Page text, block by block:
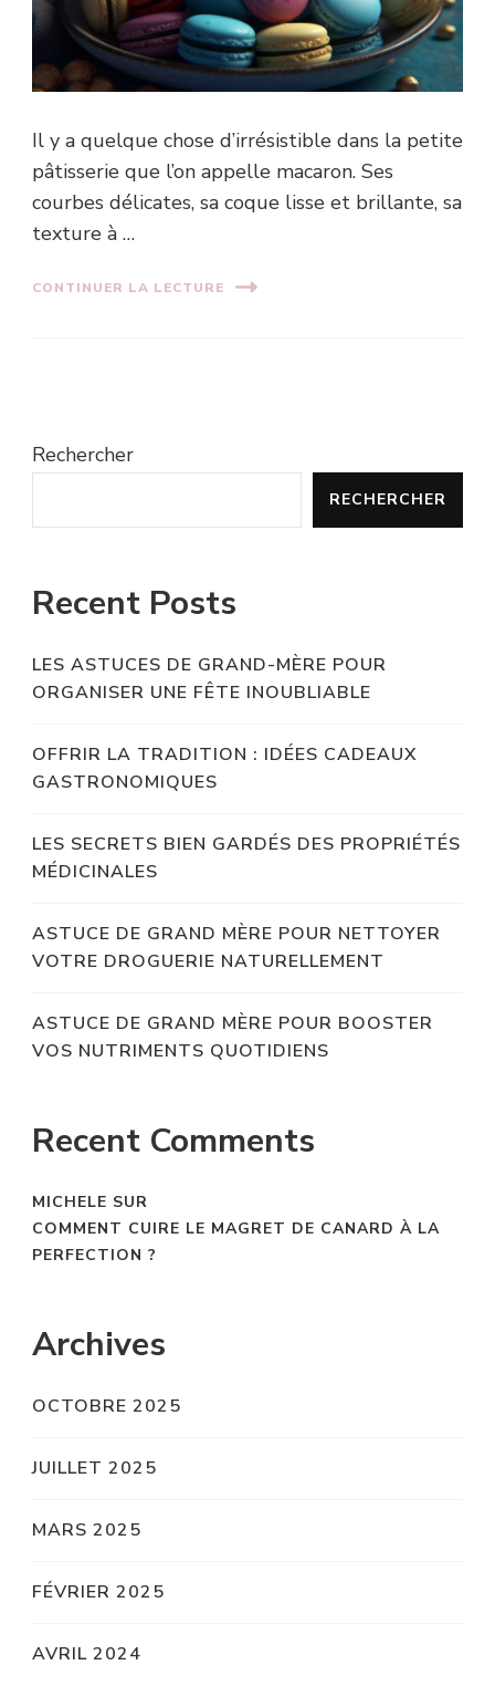
Il y a quelque chose d’irrésistible dans la petite
pâtisserie que l’on appelle macaron. Ses
courbes délicates, sa coque lisse et brillante, sa
texture à …
CONTINUER LA LECTURE
Rechercher
RECHERCHER
Recent Posts
LES ASTUCES DE GRAND-MÈRE POUR
ORGANISER UNE FÊTE INOUBLIABLE
OFFRIR LA TRADITION : IDÉES CADEAUX
GASTRONOMIQUES
LES SECRETS BIEN GARDÉS DES PROPRIÉTÉS
MÉDICINALES
ASTUCE DE GRAND MÈRE POUR NETTOYER
VOTRE DROGUERIE NATURELLEMENT
ASTUCE DE GRAND MÈRE POUR BOOSTER
VOS NUTRIMENTS QUOTIDIENS
Recent Comments
MICHELE SUR
COMMENT CUIRE LE MAGRET DE CANARD À LA
PERFECTION ?
Archives
OCTOBRE 2025
JUILLET 2025
MARS 2025
FÉVRIER 2025
AVRIL 2024